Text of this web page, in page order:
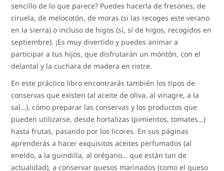
sencillo de lo que parece? Puedes hacerla de fresones, de
ciruela, de melocotón, de moras (si las recoges este verano
en la sierra) o incluso de higos (sí, sí de higos, recogidos en
septiembre). ¡Es muy divertido y puedes animar a
participar a tus hijos, que disfrutarán un móntón, con el
delantal y la cuchara de madera en ristre.
En este práctico libro encontrarás también los tipos de
conservas que existen (al aceite de oliva, al vinagre, a la
sal…), cómo preparar las conservas y los productos que
pueden utilizarse, desde hortalizas (pimientos, tomates…)
hasta frutas, pasando por los licores. En sus páginas
aprenderás a hacer exquisitos aceites perfumados (al
eneldo, a la guindilla, al orégano… que están tan de
actualidad), a conservar quesos marinados (como el queso